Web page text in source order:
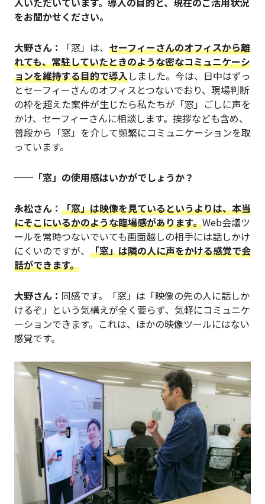
をお聞かせください。
大野さん： 「窓」は、 セーフィーさんのオフィスから離
れても、常駐していたときのような密なコミュニケーシ
ョンを維持する目的で導入しました。今は、日中はずっ
とセーフィーさんのオフィスとつないでおり、現場判断
の枠を超えた案件が生じたら私たちが「窓」ごしに声を
かけ、セーフィーさんに相談します。挨拶なども含め、
普段から「窓」を介して頻繁にコミュニケーションを取
っています。
──「窓」の使用感はいかがでしょうか？
永松さん： 「窓」は映像を見ているというよりは、本当
にそこにいるかのような臨場感があります。Web会議ツ
ールを常時つないでいても画面越しの相手には話しかけ
にくいのですが、 「窓」は隣の人に声をかける感覚で会
話ができます。
大野さん： 同感です。「窓」は「映像の先の人に話しか
けるぞ」という気構えが全く要らず、気軽にコミュニケ
ーションできます。これは、ほかの映像ツールにはない
感覚です。